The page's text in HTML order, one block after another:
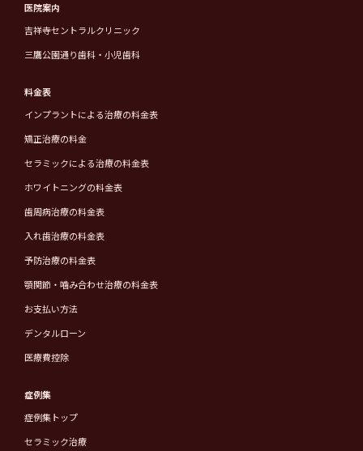
医院案内
吉祥寺セントラルクリニック
三鷹公園通り歯科・小児歯科
料金表
インプラントによる治療の料金表
矯正治療の料金
セラミックによる治療の料金表
ホワイトニングの料金表
歯周病治療の料金表
入れ歯治療の料金表
予防治療の料金表
顎関節・噛み合わせ治療の料金表
お支払い方法
デンタルローン
医療費控除
症例集
症例集トップ
セラミック治療